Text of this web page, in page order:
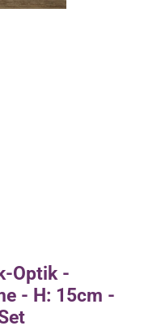
Optik -
- H: 15cm -